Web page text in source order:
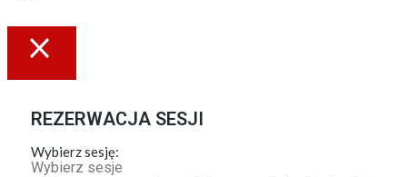
REZERWACJA SESJI
Wybierz sesję:
Wybierz sesje